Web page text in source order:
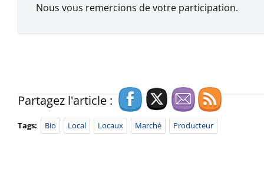
Nous vous remercions de votre participation.
Partagez l'article :
Tags: Bio Local Locaux Marché Producteur